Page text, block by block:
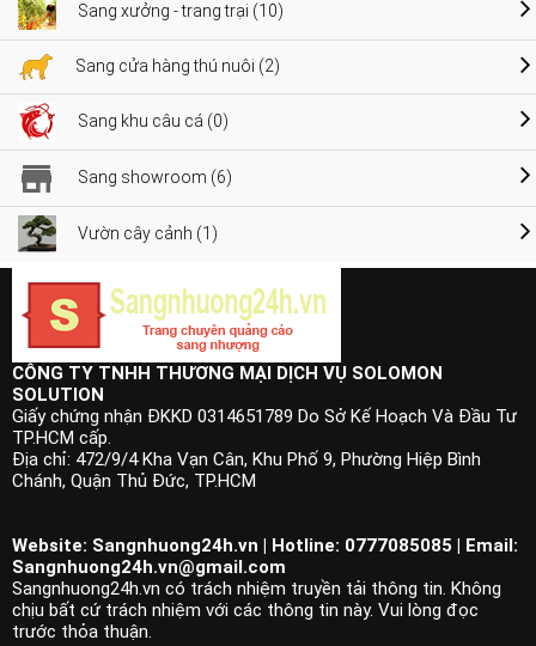
Sang xưởng - trang trại (10)
Sang cửa hàng thú nuôi (2)
Sang khu câu cá (0)
Sang showroom (6)
Vườn cây cảnh (1)
CÔNG TY TNHH THƯƠNG MẠI DỊCH VỤ SOLOMON
SOLUTION
Giấy chứng nhận ĐKKD 0314651789 Do Sở Kế Hoạch Và Đầu Tư
TP.HCM cấp.
Địa chỉ: 472/9/4 Kha Vạn Cân, Khu Phố 9, Phường Hiệp Bình
Chánh, Quận Thủ Đức, TP.HCM
Website: Sangnhuong24h.vn | Hotline: 0777085085 | Email:
Sangnhuong24h.vn@gmail.com
Sangnhuong24h.vn có trách nhiệm truyền tải thông tin. Không
chịu bất cứ trách nhiệm với các thông tin này. Vui lòng đọc
trước thỏa thuận.